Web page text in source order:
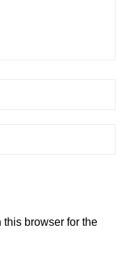
browser for the